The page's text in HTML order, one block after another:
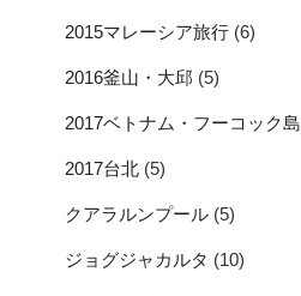
2015マレーシア旅行 (6)
2016釜山・大邱 (5)
2017ベトナム・フーコック島
2017台北 (5)
クアラルンプール (5)
ジョグジャカルタ (10)